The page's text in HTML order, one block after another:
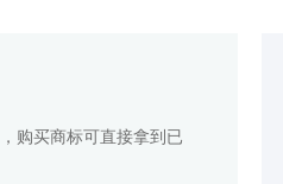
购买商标可直接拿到已